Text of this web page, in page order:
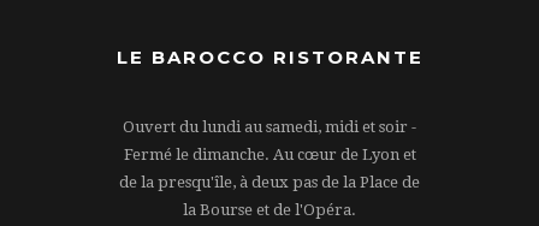
LE BAROCCO RISTORANTE
Ouvert du lundi au samedi, midi et soir -
Fermé le dimanche. Au cœur de Lyon et
de la presqu'île, à deux pas de la Place de
la Bourse et de l'Opéra.